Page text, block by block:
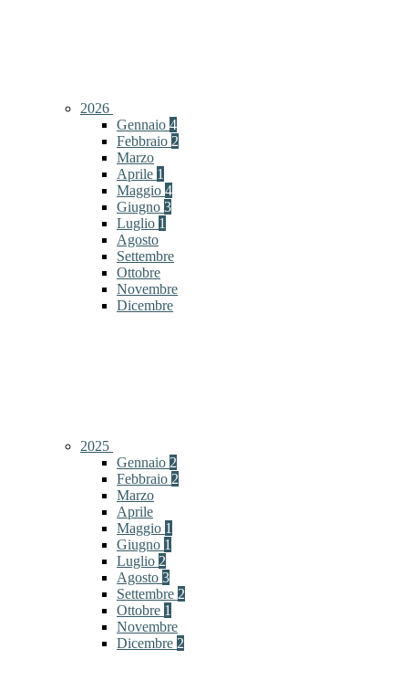
2026
Gennaio 4
Febbraio 2
Marzo
Aprile 1
Maggio 4
Giugno 3
Luglio 1
Agosto
Settembre
Ottobre
Novembre
Dicembre
2025
Gennaio 2
Febbraio 2
Marzo
Aprile
Maggio 1
Giugno 1
Luglio 2
Agosto 3
Settembre 2
Ottobre 1
Novembre
Dicembre 2